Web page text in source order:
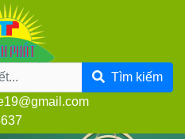
Tìm kiếm